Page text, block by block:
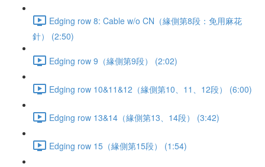
Edging row 8: Cable w/o CN（緣側第8段：免用麻花
針） (2:50)
Edging row 9（緣側第9段） (2:02)
Edging row 10&11&12（緣側第10、11、12段） (6:00)
Edging row 13&14（緣側第13、14段） (3:42)
Edging row 15（緣側第15段） (1:54)